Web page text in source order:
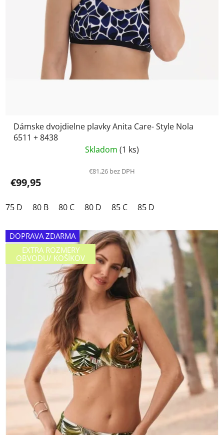
Dámske dvojdielne plavky Anita Care- Style Nola
6511 + 8438
Skladom (1 ks)
€81,26 bez DPH
€99,95
75 D 80 B 80 C 80 D 85 C 85 D
DOPRAVA ZDARMA
EXTRA ROZMERY
OBVODU/ KOŠÍKOV